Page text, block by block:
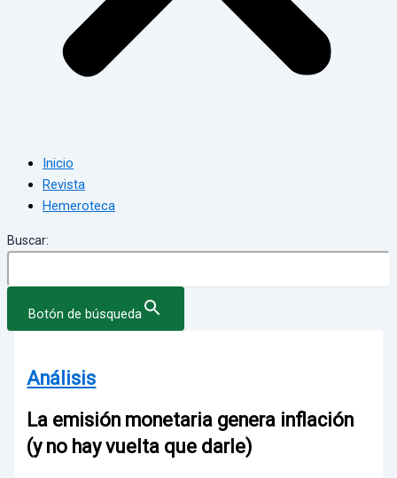
Inicio
Revista
Hemeroteca
Buscar:
Botón de búsqueda
Análisis
La emisión monetaria genera inflación
(y no hay vuelta que darle)